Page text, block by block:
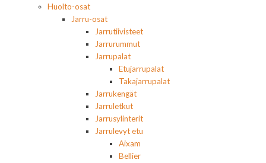
Huolto-osat
Jarru-osat
Jarrutiivisteet
Jarrurummut
Jarrupalat
Etujarrupalat
Takajarrupalat
Jarrukengät
Jarruletkut
Jarrusylinterit
Jarrulevyt etu
Aixam
Bellier